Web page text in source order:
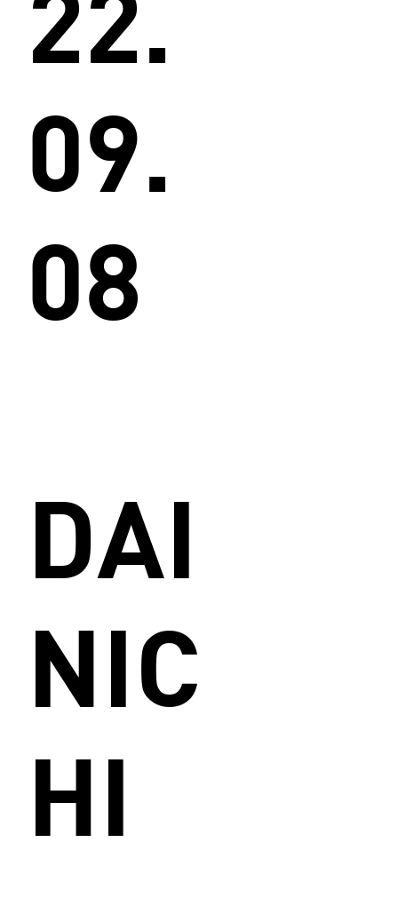
09.
08
DAI
NIC
HI